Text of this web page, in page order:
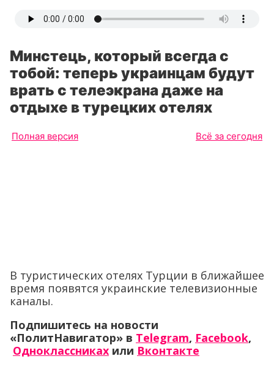
Минстець, который всегда с
тобой: теперь украинцам будут
врать с телеэкрана даже на
отдыхе в турецких отелях
Полная версия Всё за сегодня
В туристических отелях Турции в ближайшее
время появятся украинские телевизионные
каналы.
Подпишитесь на новости
«ПолитНавигатор» в Telegram, Facebook,
Одноклассниках или Вконтакте